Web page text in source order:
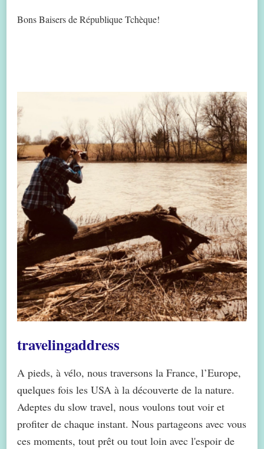
Bons Baisers de République Tchèque!
travelingaddress
A pieds, à vélo, nous traversons la France, l’Europe,
quelques fois les USA à la découverte de la nature.
Adeptes du slow travel, nous voulons tout voir et
profiter de chaque instant. Nous partageons avec vous
ces moments, tout prêt ou tout loin avec l'espoir de